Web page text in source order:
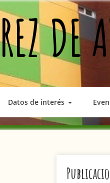
DE
Datos de interés